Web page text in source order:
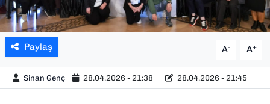
Paylaş A- A+
Sinan Genç 28.04.2026 - 21:38 28.04.2026 - 21:45
YAŞAM
YEREL YÖNETİMLER